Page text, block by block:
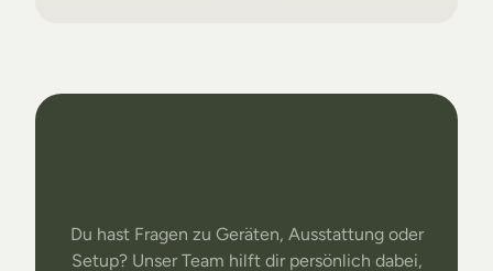
Du hast Fragen zu Geräten, Ausstattung oder
Setup? Unser Team hilft dir persönlich dabei,